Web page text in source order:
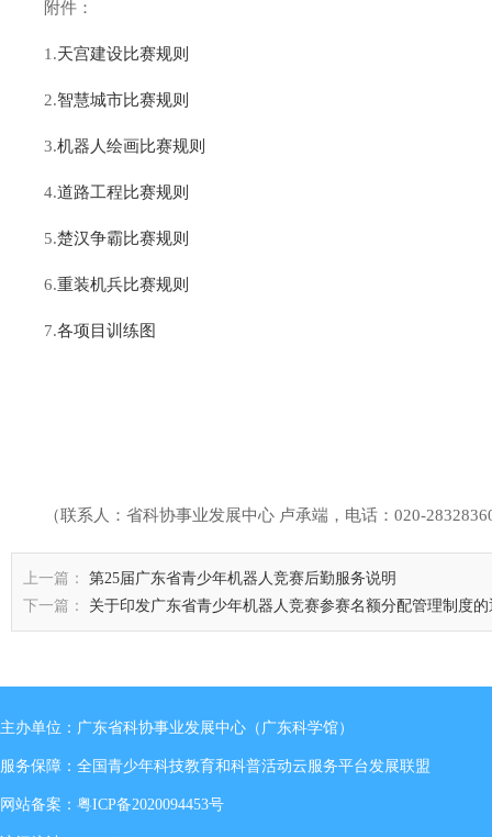
附件：
1.天宫建设比赛规则
2.智慧城市比赛规则
3.机器人绘画比赛规则
4.道路工程比赛规则
5.楚汉争霸比赛规则
6.重装机兵比赛规则
7.各项目训练图
（联系人：省科协事业发展中心 卢承端，电话：020-
上一篇：
第25届广东省青少年机器人竞赛后勤服务说明
下一篇：
关于印发广东省青少年机器人竞赛参赛名额分配管理制度的
主办单位：广东省科协事业发展中心（广东科学馆）
服务保障：全国青少年科技教育和科普活动云服务平台发展联盟
网站备案： 粤ICP备2020094453号